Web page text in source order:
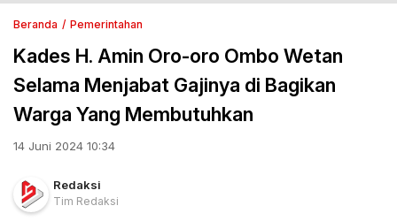
Beranda Pemerintahan
Kades H. Amin Oro-oro Ombo Wetan
Selama Menjabat Gajinya di Bagikan
Warga Yang Membutuhkan
14 Juni 2024 10:34
Redaksi
Tim Redaksi